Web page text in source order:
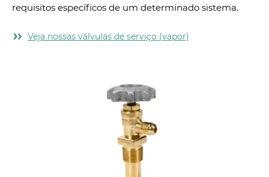
requisitos específicos de um determinado sistema.
Veja nossas válvulas de serviço (vapor)